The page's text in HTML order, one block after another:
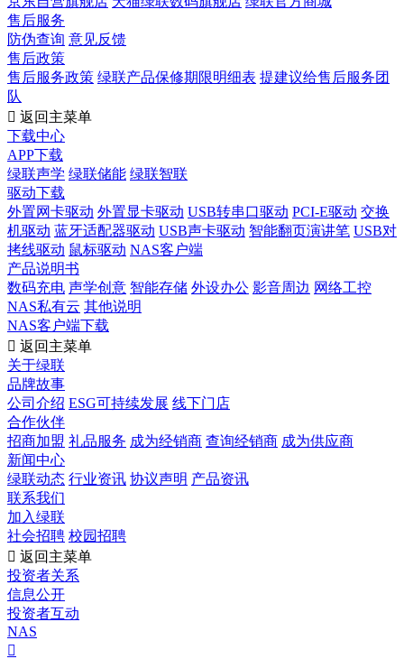
售后服务
防伪查询 意见反馈
售后政策
售后服务政策 绿联产品保修期限明细表 提建议给售后服务团
队
 返回主菜单
下载中心
APP下载
绿联声学 绿联储能 绿联智联
驱动下载
外置网卡驱动 外置显卡驱动 USB转串口驱动 PCI-E驱动 交换
机驱动 蓝牙适配器驱动 USB声卡驱动 智能翻页演讲笔 USB对
拷线驱动 鼠标驱动 NAS客户端
产品说明书
数码充电 声学创意 智能存储 外设办公 影音周边 网络工控
NAS私有云 其他说明
NAS客户端下载
 返回主菜单
关于绿联
品牌故事
公司介绍 ESG可持续发展 线下门店
合作伙伴
招商加盟 礼品服务 成为经销商 查询经销商 成为供应商
新闻中心
绿联动态 行业资讯 协议声明 产品资讯
联系我们
加入绿联
社会招聘 校园招聘
 返回主菜单
投资者关系
信息公开
投资者互动
NAS
